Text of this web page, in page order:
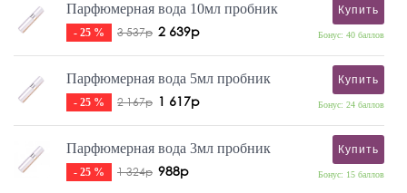
Парфюмерная вода 10мл пробник
- 25 % 3 537р 2 639р
Купить
Бонус: 40 баллов
Парфюмерная вода 5мл пробник
- 25 % 2 167р 1 617р
Купить
Бонус: 24 баллов
Парфюмерная вода 3мл пробник
- 25 % 1 324р 988р
Купить
Бонус: 15 баллов